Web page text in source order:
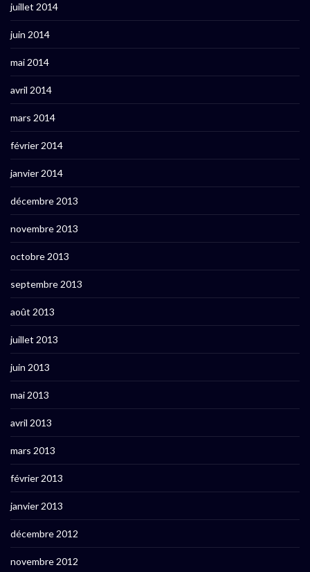
juillet 2014
juin 2014
mai 2014
avril 2014
mars 2014
février 2014
janvier 2014
décembre 2013
novembre 2013
octobre 2013
septembre 2013
août 2013
juillet 2013
juin 2013
mai 2013
avril 2013
mars 2013
février 2013
janvier 2013
décembre 2012
novembre 2012